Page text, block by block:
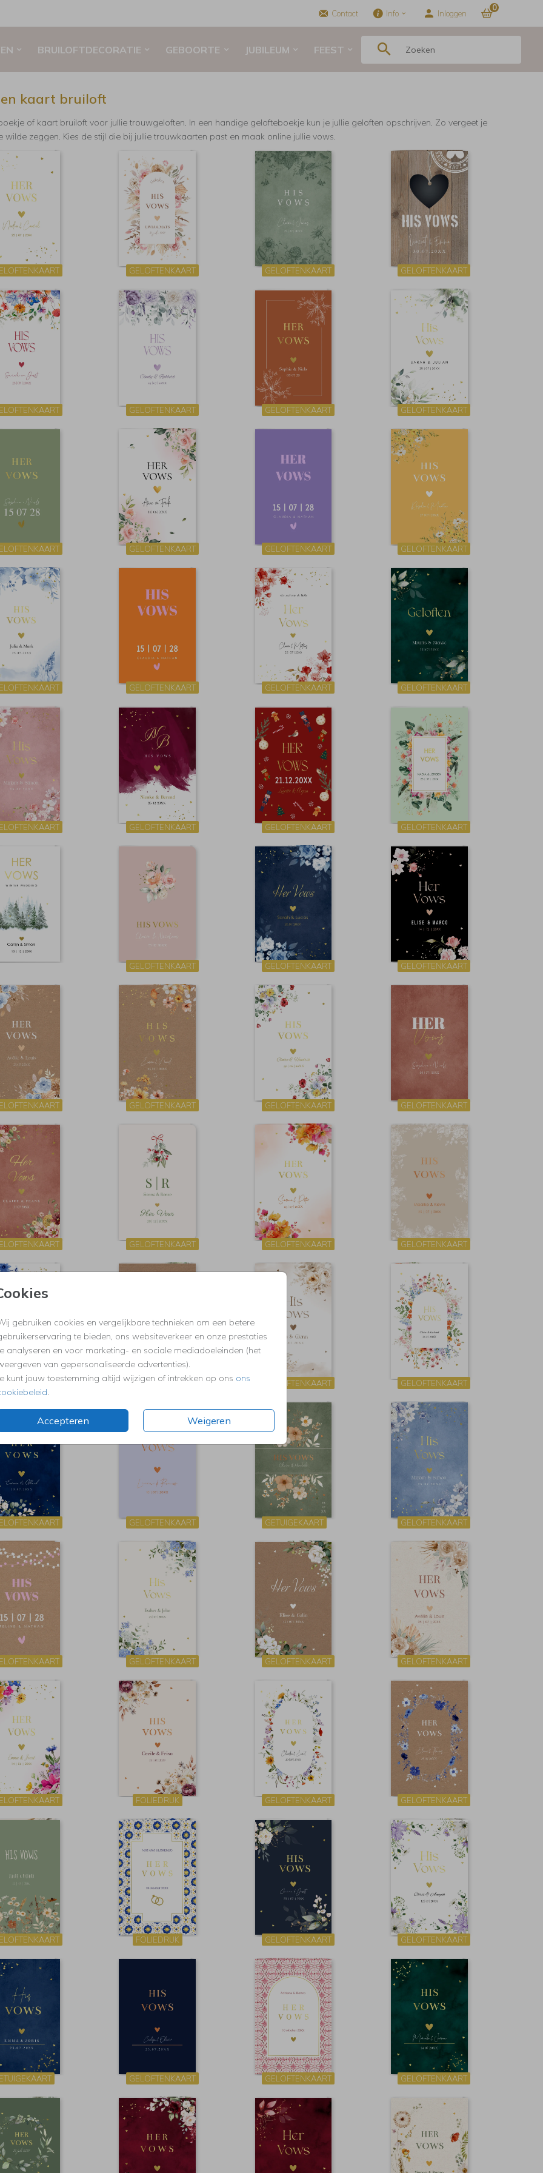
Contact Info Inloggen
0
BRUILOFTDECORATIE GEBOORTE JUBILEUM FEEST
gebruiken cookies en vergelijkbare technieken om een betere
te bieden, ons websiteverkeer en onze prestaties
analyseren en voor marketing- en sociale mediadoeleinden (het
van gepersonaliseerde advertenties).
kunt jouw toestemming altijd wijzigen of intrekken op ons ons
.
Accepteren Weigeren
kaart bruiloft
of kaart bruiloft voor jullie trouwgeloften. In een handige gelofteboekje kun je jullie geloften opschrijven. Zo vergeet je
wilde zeggen. Kies de stijl die bij jullie trouwkaarten past en maak online jullie vows.
GELOFTENKAART GELOFTENKAART GELOFTENKAART
GELOFTENKAART GELOFTENKAART GELOFTENKAART
GELOFTENKAART GELOFTENKAART GELOFTENKAART
GELOFTENKAART GELOFTENKAART GELOFTENKAART
GELOFTENKAART GELOFTENKAART GELOFTENKAART
GELOFTENKAART GELOFTENKAART GELOFTENKAART
GELOFTENKAART GELOFTENKAART GELOFTENKAART
GELOFTENKAART GELOFTENKAART GELOFTENKAART
GELOFTENKAART GELOFTENKAART GELOFTENKAART
GELOFTENKAART GETUIGEKAART GELOFTENKAART
GELOFTENKAART GELOFTENKAART GELOFTENKAART
FOLIEDRUK GELOFTENKAART GELOFTENKAART
FOLIEDRUK GELOFTENKAART GELOFTENKAART
GELOFTENKAART GELOFTENKAART GELOFTENKAART